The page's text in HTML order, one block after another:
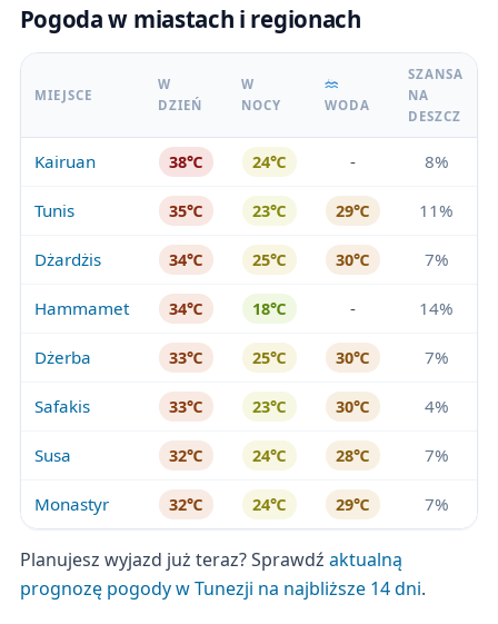
Pogoda w miastach i regionach
MIEJSCE
W
DZIEŃ
W
NOCY
WODA
SZANSA
NA
DESZCZ
Kairuan 38℃ 24℃ - 8%
Tunis 35℃ 23℃ 29℃ 11%
Dżardżis 34℃ 25℃ 30℃ 7%
Hammamet 34℃ 18℃ - 14%
Dżerba 33℃ 25℃ 30℃ 7%
Safakis 33℃ 23℃ 30℃ 4%
Susa 32℃ 24℃ 28℃ 7%
Monastyr 32℃ 24℃ 29℃ 7%
Planujesz wyjazd już teraz? Sprawdź aktualną
prognozę pogody w Tunezji na najbliższe 14 dni.